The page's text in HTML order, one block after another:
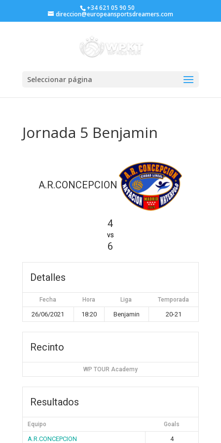
+34 621 05 90 50
direccion@europeansportsdreamers.com
Seleccionar página
Jornada 5 Benjamin
A.R.CONCEPCION
4
vs
6
Detalles
Fecha Hora Liga Temporada
26/06/2021 18:20 Benjamin 20-21
Recinto
WP TOUR Academy
Resultados
Equipo Goals
A.R.CONCEPCION 4